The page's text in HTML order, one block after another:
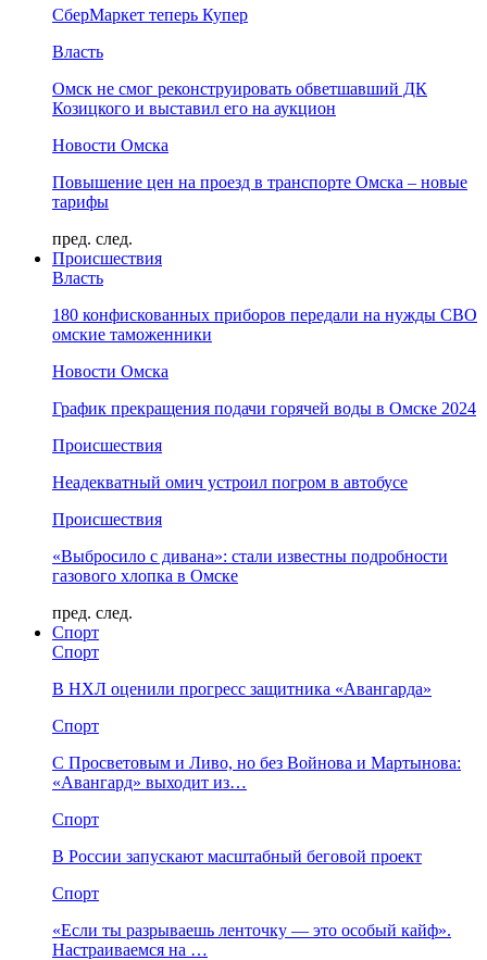
СберМаркет теперь Купер
Власть
Омск не смог реконструировать обветшавший ДК
Козицкого и выставил его на аукцион
Новости Омска
Повышение цен на проезд в транспорте Омска – новые
тарифы
пред. след.
Происшествия
Власть
180 конфискованных приборов передали на нужды СВО
омские таможенники
Новости Омска
График прекращения подачи горячей воды в Омске 2024
Происшествия
Неадекватный омич устроил погром в автобусе
Происшествия
«Выбросило с дивана»: стали известны подробности
газового хлопка в Омске
пред. след.
Спорт
Спорт
В НХЛ оценили прогресс защитника «Авангарда»
Спорт
С Просветовым и Ливо, но без Войнова и Мартынова:
«Авангард» выходит из…
Спорт
В России запускают масштабный беговой проект
Спорт
«Если ты разрываешь ленточку — это особый кайф».
Настраиваемся на …